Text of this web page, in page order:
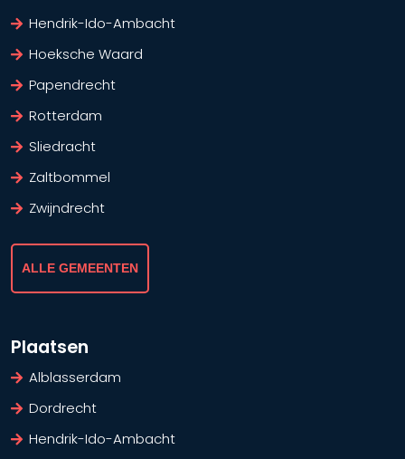
Hendrik-Ido-Ambacht
Hoeksche Waard
Papendrecht
Rotterdam
Sliedracht
Zaltbommel
Zwijndrecht
ALLE GEMEENTEN
Plaatsen
Alblasserdam
Dordrecht
Hendrik-Ido-Ambacht